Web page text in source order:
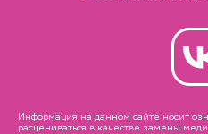
Информация на данном сайте носит
расцениваться в качестве замены